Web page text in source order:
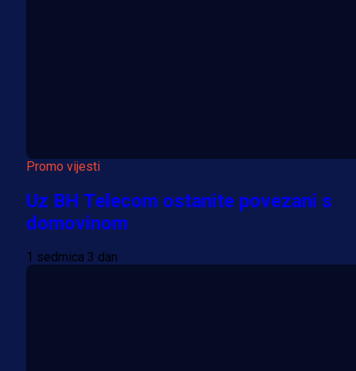
Promo vijesti
Uz BH Telecom ostanite povezani s
domovinom
1 sedmica 3 dan